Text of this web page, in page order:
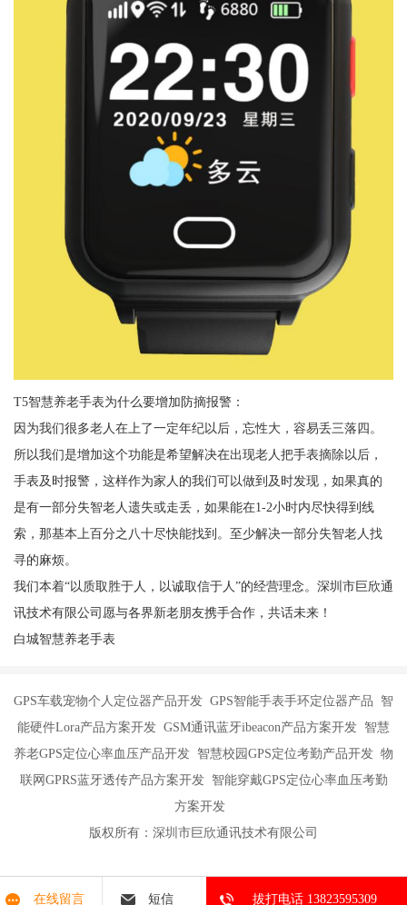
T5智慧养老手表为什么要增加防摘报警：
因为我们很多老人在上了一定年纪以后，忘性大，容易丢三落四。
所以我们是增加这个功能是希望解决在出现老人把手表摘除以后，
手表及时报警，这样作为家人的我们可以做到及时发现，如果真的
是有一部分失智老人遗失或走丢，如果能在1-2小时内尽快得到线
索，那基本上百分之八十尽快能找到。至少解决一部分失智老人找
寻的麻烦。
我们本着“以质取胜于人，以诚取信于人”的经营理念。深圳市巨欣通
讯技术有限公司愿与各界新老朋友携手合作，共话未来！
白城智慧养老手表
GPS车载宠物个人定位器产品开发 GPS智能手表手环定位器产品 智
能硬件Lora产品方案开发 GSM通讯蓝牙ibeacon产品方案开发 智慧
养老GPS定位心率血压产品开发 智慧校园GPS定位考勤产品开发 物
联网GPRS蓝牙透传产品方案开发 智能穿戴GPS定位心率血压考勤
方案开发
版权所有：深圳市巨欣通讯技术有限公司
在线留言 短信 拔打电话 13823595309